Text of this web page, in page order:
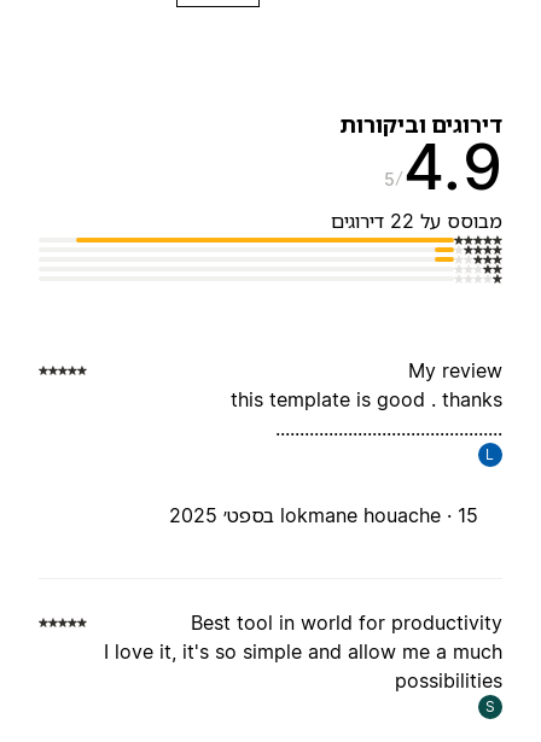
וביקורות
5
על 22 דירוגים
My
this template is good .
lokmane houache ·
Best tool in world for
I love it, it's so simple and allow me a